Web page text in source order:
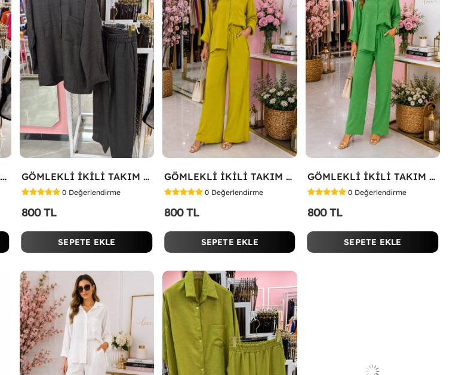
TARZA GÖMLEK İKİLİ TAKIM Lacivert GÖMLEKLİ İKİLİ TAKIM Siyah
0 Değerlendirme
800 TL
SEPETE EKLE
GÖMLEKLİ İKİLİ TAKIM Yağ Yeşili
0 Değerlendirme
800 TL
SEPETE EKLE
GÖMLEKLİ İKİLİ TAKIM Koyu Yeşil
0 Değerlendirme
800 TL
SEPETE EKLE